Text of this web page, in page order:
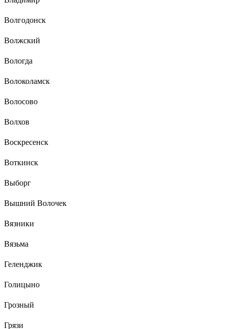
Волгодонск
Волжский
Вологда
Волоколамск
Волосово
Волхов
Воскресенск
Воткинск
Выборг
Вышний Волочек
Вязники
Вязьма
Геленджик
Голицыно
Грозный
Грязи